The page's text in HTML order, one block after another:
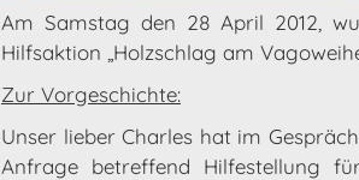
Am Samstag den 28 April 2012,
Hilfsaktion „Holzschlag am
Zur Vorgeschichte:
Unser lieber Charles hat im
Anfrage betreffend Hilfestellung